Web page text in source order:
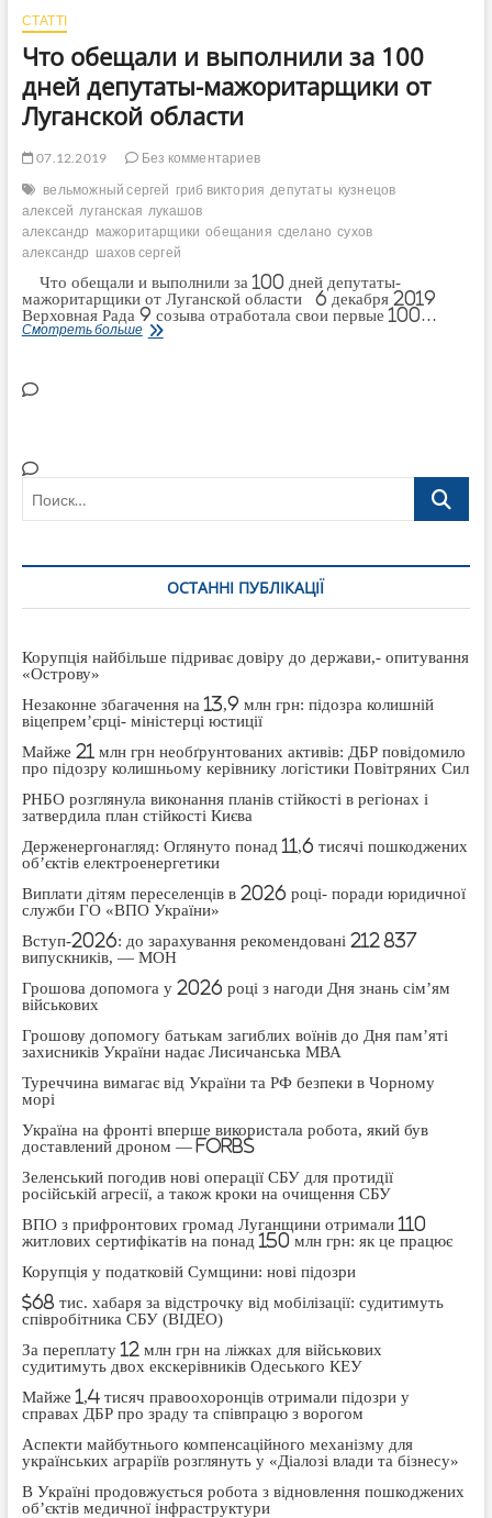
СТАТТІ
Что обещали и выполнили за 100
дней депутаты-мажоритарщики от
Луганской области
07.12.2019
Без комментариев
вельможный сергей гриб виктория депутаты кузнецов
алексей луганская лукашов
александр мажоритарщики обещания сделано сухов
александр шахов сергей
Что обещали и выполнили за 100 дней депутаты-
мажоритарщики от Луганской области 6 декабря 2019
Верховная Рада 9 созыва отработала свои первые 100…
Смотреть большеЧто
обещали
области
ОСТАННІ ПУБЛІКАЦІЇ
Корупція найбільше підриває довіру до держави,- опитування
«Острову»
Незаконне збагачення на 13,9 млн грн: підозра колишній
віцепрем’єрці- міністерці юстиції
Майже 21 млн грн необґрунтованих активів: ДБР повідомило
про підозру колишньому керівнику логістики Повітряних Сил
РНБО розглянула виконання планів стійкості в регіонах і
затвердила план стійкості Києва
Держенергонагляд: Оглянуто понад 11,6 тисячі пошкоджених
об’єктів електроенергетики
Виплати дітям переселенців в 2026 році- поради юридичної
служби ГО «ВПО України»
Вступ-2026: до зарахування рекомендовані 212 837
випускників, — МОН
Грошова допомога у 2026 році з нагоди Дня знань сім’ям
військових
Грошову допомогу батькам загиблих воїнів до Дня пам’яті
захисників України надає Лисичанська МВА
Туреччина вимагає від України та РФ безпеки в Чорному
морі
Україна на фронті вперше використала робота, який був
доставлений дроном — Forbs
Зеленський погодив нові операції СБУ для протидії
російській агресії, а також кроки на очищення СБУ
ВПО з прифронтових громад Луганщини отримали 110
житлових сертифікатів на понад 150 млн грн: як це працює
Корупція у податковій Сумщини: нові підозри
$68 тис. хабаря за відстрочку від мобілізації: судитимуть
співробітника СБУ (ВІДЕО)
За переплату 12 млн грн на ліжках для військових
судитимуть двох екскерівників Одеського КЕУ
Майже 1,4 тисяч правоохоронців отримали підозри у
справах ДБР про зраду та співпрацю з ворогом
Аспекти майбутнього компенсаційного механізму для
українських аграріїв розглянуть у «Діалозі влади та бізнесу»
В Україні продовжується робота з відновлення пошкоджених
об’єктів медичної інфраструктури